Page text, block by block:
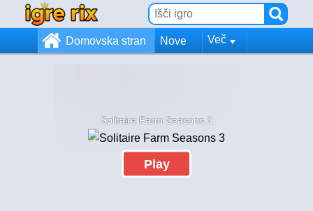
Domovska stran Nove Več
Solitaire Farm Seasons 3
Play